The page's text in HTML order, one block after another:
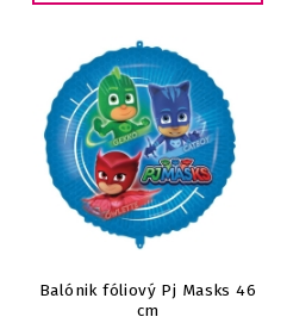
Balónik fóliový Pj Masks 46
cm